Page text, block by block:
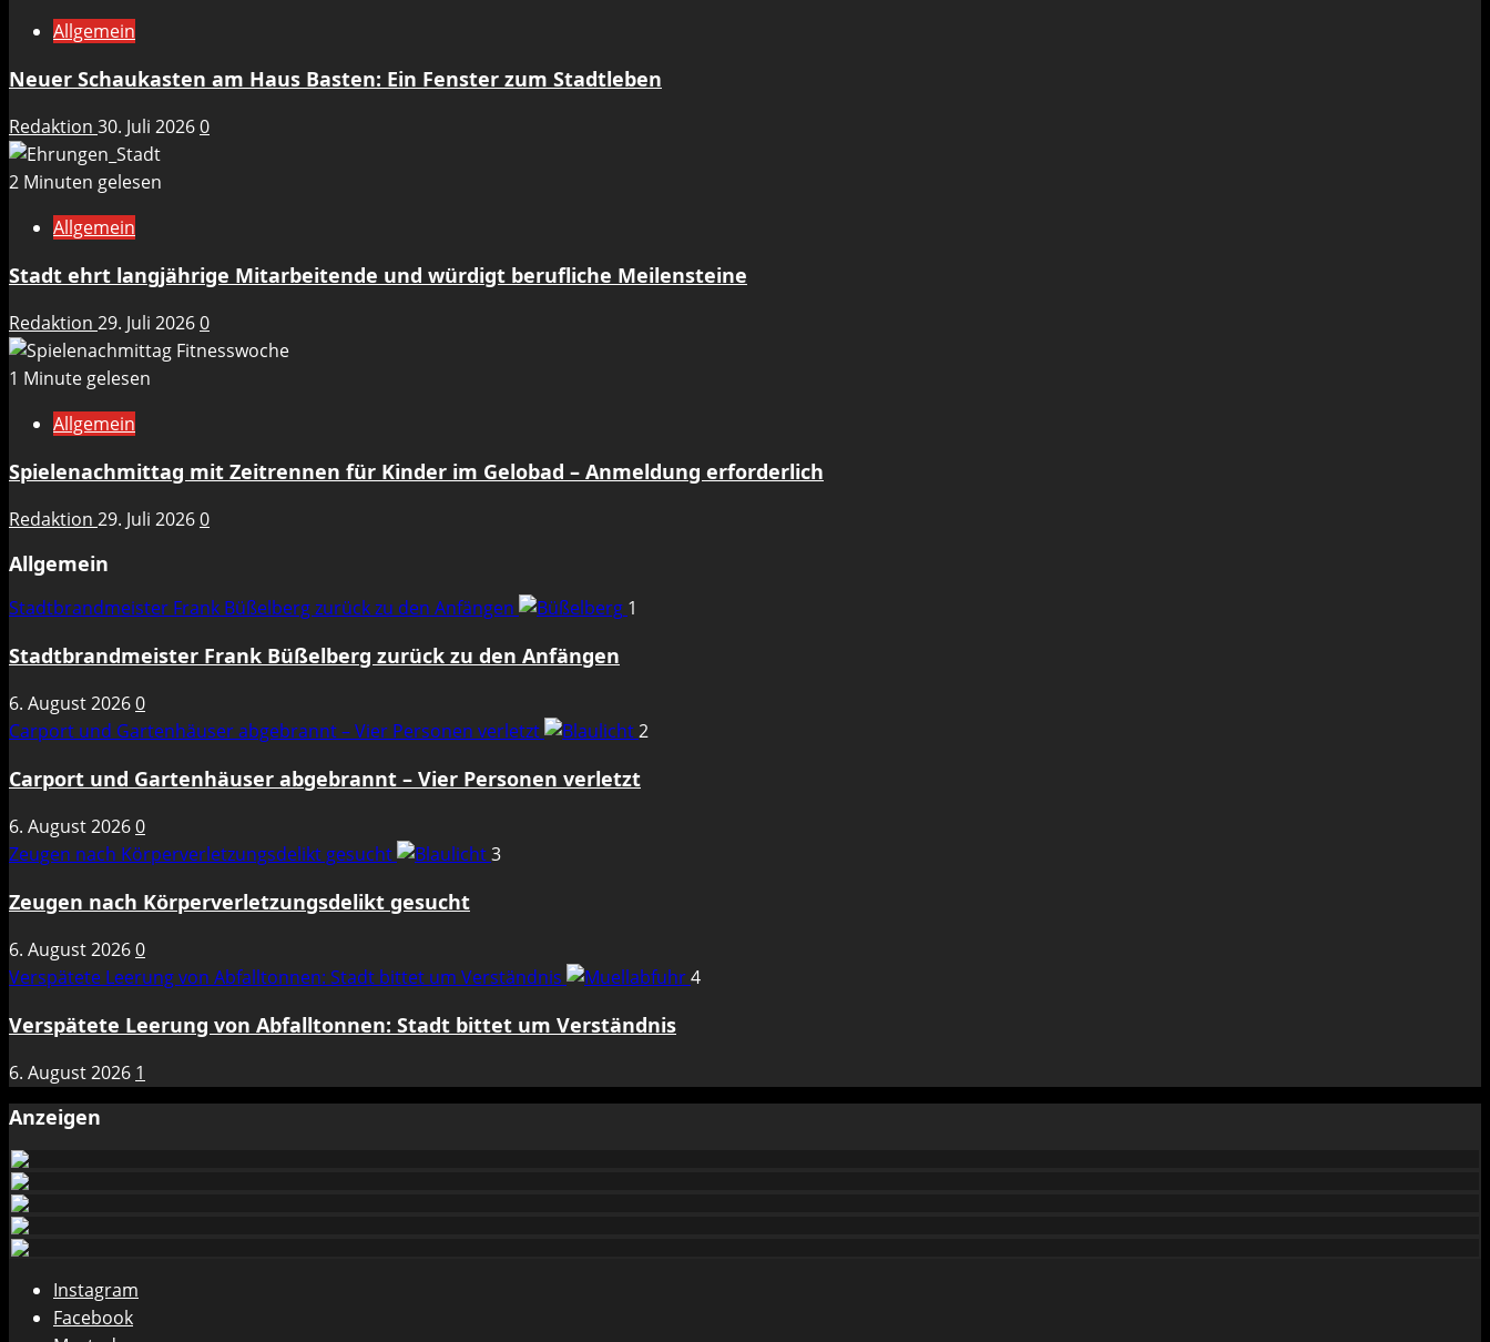
Allgemein
Neuer Schaukasten am Haus Basten: Ein Fenster zum Stadtleben
Redaktion 30. Juli 20260
2 Minuten gelesen
Allgemein
Stadt ehrt langjährige Mitarbeitende und würdigt berufliche Meilensteine
Redaktion 29. Juli 20260
1 Minute gelesen
Allgemein
Spielenachmittag mit Zeitrennen für Kinder im Gelobad – Anmeldung erforderlich
Redaktion 29. Juli 20260
Allgemein
Stadtbrandmeister Frank Büßelberg zurück zu den Anfängen 1
Stadtbrandmeister Frank Büßelberg zurück zu den Anfängen
6. August 20260
Carport und Gartenhäuser abgebrannt – Vier Personen verletzt
2
Carport und Gartenhäuser abgebrannt – Vier Personen verletzt
6. August 20260
Zeugen nach Körperverletzungsdelikt gesucht
3
Zeugen nach Körperverletzungsdelikt gesucht
6. August 20260
Verspätete Leerung von Abfalltonnen: Stadt bittet um Verständnis
4
Verspätete Leerung von Abfalltonnen: Stadt bittet um Verständnis
6. August 2026 1
Anzeigen
Instagram
Facebook